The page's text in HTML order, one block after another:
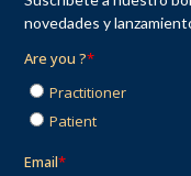
novedades y